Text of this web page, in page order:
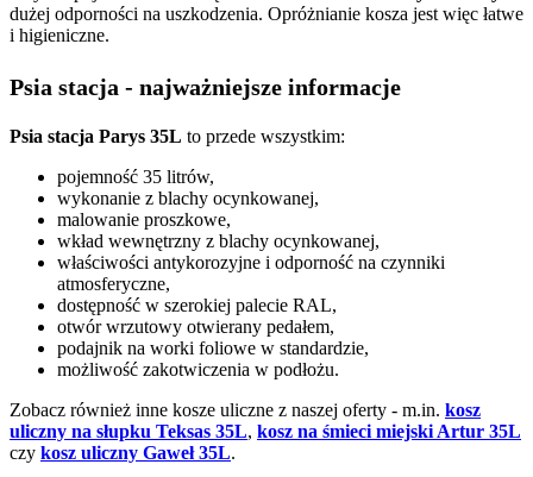
dużej odporności na uszkodzenia. Opróżnianie kosza jest więc łatwe
i higieniczne.
Psia stacja - najważniejsze informacje
Psia stacja Parys 35L to przede wszystkim:
pojemność 35 litrów,
wykonanie z blachy ocynkowanej,
malowanie proszkowe,
wkład wewnętrzny z blachy ocynkowanej,
właściwości antykorozyjne i odporność na czynniki
atmosferyczne,
dostępność w szerokiej palecie RAL,
otwór wrzutowy otwierany pedałem,
podajnik na worki foliowe w standardzie,
możliwość zakotwiczenia w podłożu.
Zobacz również inne kosze uliczne z naszej oferty - m.in. kosz
uliczny na słupku Teksas 35L, kosz na śmieci miejski Artur 35L
czy kosz uliczny Gaweł 35L.